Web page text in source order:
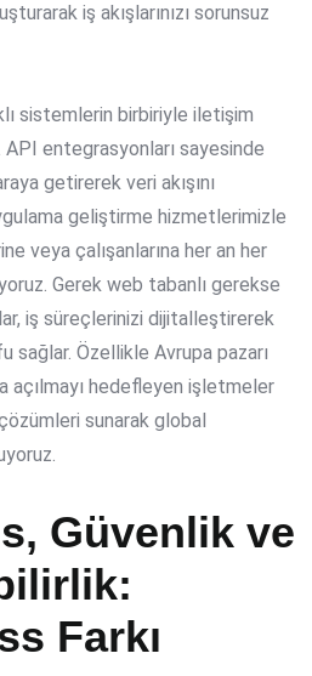
iş akışlarınızı sorunsuz
sistemlerin birbiriyle iletişim
API entegrasyonları sayesinde
getirerek veri akışını
geliştirme hizmetlerimizle
veya çalışanlarına her an her
Gerek web tabanlı gerekse
iş süreçlerinizi dijitalleştirerek
sağlar. Özellikle Avrupa pazarı
açılmayı hedefleyen işletmeler
sunarak global
Güvenlik ve
Farkı